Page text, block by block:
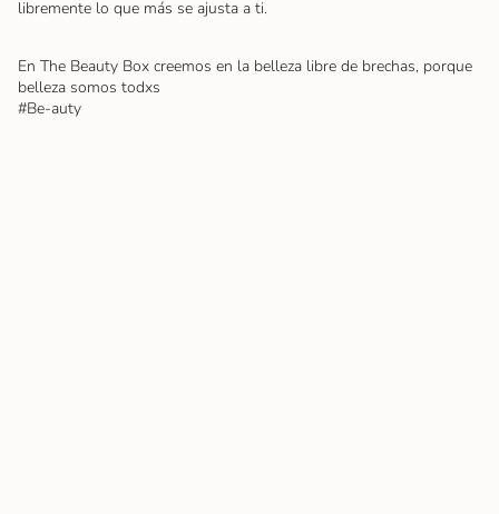
libremente lo que más se ajusta a ti.
En The Beauty Box creemos en la belleza libre de brechas, porque
belleza somos todxs
#Be-auty